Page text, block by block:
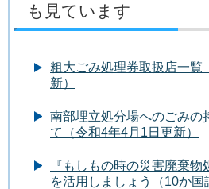
も見ています
粗大ごみ処理券取扱店一覧
新）
南部埋立処分場へのごみの
て（令和4年4月1日更新）
『もしもの時の災害廃棄物
を活用しましょう（10か